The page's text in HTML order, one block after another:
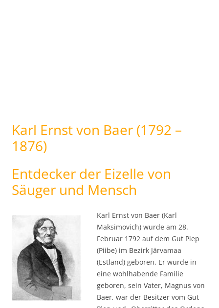
Karl Ernst von Baer (1792 –
1876)
Entdecker der Eizelle von
Säuger und Mensch
Karl Ernst von Baer (Karl
Maksimovich) wurde am 28.
Februar 1792 auf dem Gut Piep
(Piibe) im Bezirk Järvamaa
(Estland) geboren. Er wurde in
eine wohlhabende Familie
geboren, sein Vater, Magnus von
Baer, war der Besitzer vom Gut